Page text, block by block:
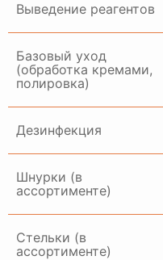
Выведение реагентов
Базовый уход
(обработка кремами,
полировка)
Дезинфекция
Шнурки (в
ассортименте)
Стельки (в
ассортименте)
ГАЛЕРЕЯ РАБОТ